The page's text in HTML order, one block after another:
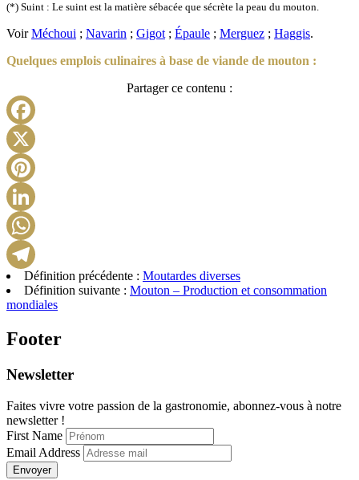
(*) Suint : Le suint est la matière sébacée que sécrète la peau du mouton.
VoirMéchoui ; Navarin ; Gigot ; Épaule ; Merguez ; Haggis.
Quelques emplois culinaires à base de viande de mouton :
Partager ce contenu :
Telegram
Définition précédente : Moutardes diverses
Définition suivante : Mouton – Production et consommation
mondiales
Footer
Newsletter
Faites vivre votre passion de la gastronomie, abonnez-vous à notre
newsletter !
First Name
Email Address
Envoyer